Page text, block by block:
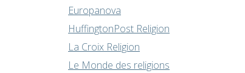
Europanova
HuffingtonPost Religion
La Croix Religion
Le Monde des religions